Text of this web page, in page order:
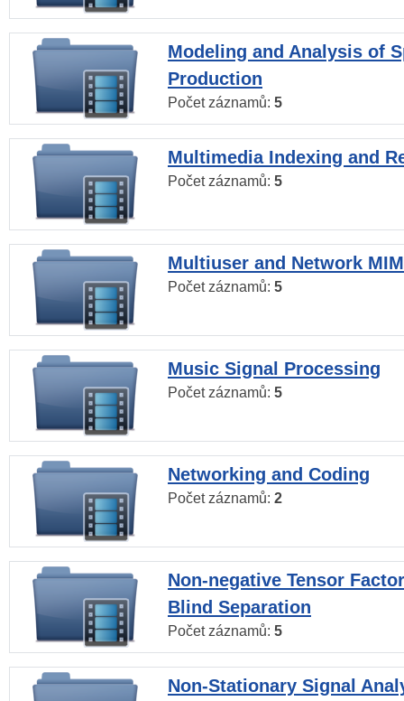
Modeling and Analysis of
Production
Počet záznamů: 5
Multimedia Indexing and
Počet záznamů: 5
Multiuser and Network
Počet záznamů: 5
Music Signal Processing
Počet záznamů: 5
Networking and Coding
Počet záznamů: 2
Non-negative Tensor
Blind Separation
Počet záznamů: 5
Non-Stationary Signal